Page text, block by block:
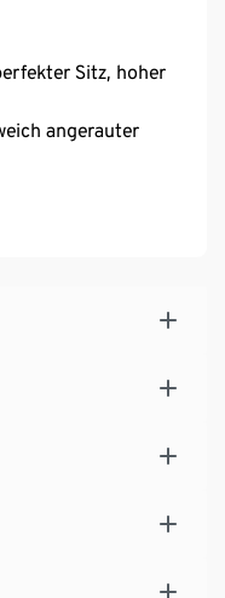
Sitz, hoher
angerauter
störende
angenehm auf der